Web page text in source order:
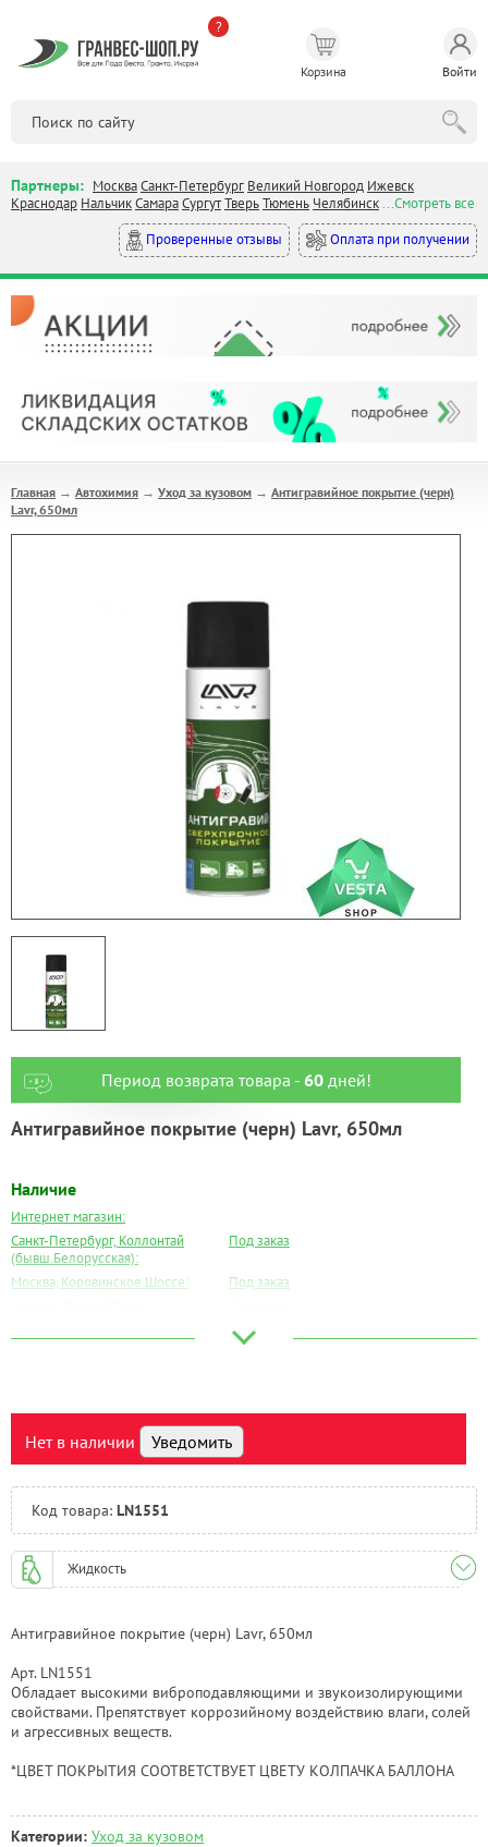
?
Корзина Войти
Партнеры: МоскваСанкт-Петербург Великий Новгород Ижевск
Краснодар НальчикСамараСургутТверьТюмень Челябинск...Смотреть все
Проверенные отзывы
Оплата при получении
Главная → Автохимия → Уход за кузовом → Антигравийное покрытие (черн)
Lavr, 650мл
Период возврата товара - 60дней!
Антигравийное покрытие (черн) Lavr, 650мл
Наличие
Интернет магазин:
Санкт-Петербург, Коллонтай
(бывш.Белорусская):
Под заказ
Москва, Коровинское Шоссе:
Под заказ
Под заказ
Под заказ
Тюмень:
Под заказ
Нет в наличии Уведомить
Код товара: LN1551
Жидкость
Антигравийное покрытие (черн) Lavr, 650мл
Арт. LN1551
Обладает высокими виброподавляющими и звукоизолирующими
свойствами. Препятствует коррозийному воздействию влаги, солей
и агрессивных веществ.
*ЦВЕТ ПОКРЫТИЯ СООТВЕТСТВУЕТ ЦВЕТУ КОЛПАЧКА БАЛЛОНА
Категории: Уход за кузовом